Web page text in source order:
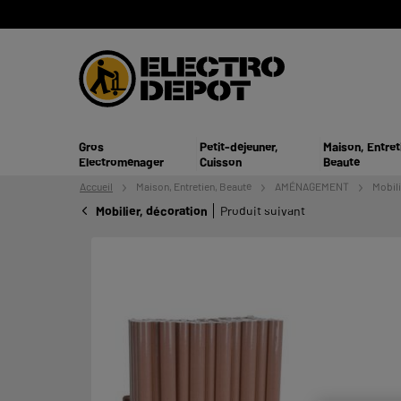
Gros
Electroménager
Petit-déjeuner,
Cuisson
Maison,
Beauté
Accueil Maison, Entretien, Beauté AMÉNAGEMENT
Mobilier, décoration Produit suivant